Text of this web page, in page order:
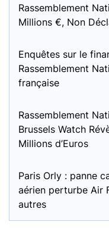
Rassemblement
Millions €, Non
Enquêtes sur le
Rassemblement
française
Rassemblement
Brussels Watch
Millions d’Euros
Paris Orly : panne
aérien perturbe Air
autres